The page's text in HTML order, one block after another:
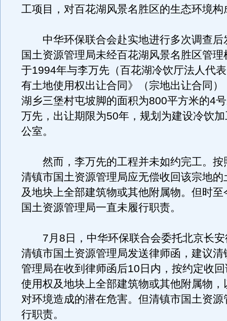
工项目，对百花湖风景名胜区的生态环境构
中华环保联合会赴实地进行多次调查后
国土资源管理局未经百花湖风景名胜区管
于1994年与李万先（百花湖冷饮厅法人代
有土地使用权出让合同》（宗地出让合同）
湖乡三堡村屯坡脚的面积为800平方米的4
万先，出让期限为50年，规划为建设冷饮
公室。
然而，李万先的工程并未如约完工。按
清镇市国土资源管理局应无偿收回该宗地的
及地块上全部建筑物或其他附属物。但时至
国土资源管理局一直未履行职责。
7月8日，中华环保联合会委托北京长安
清镇市国土资源管理局发送律师函，建议清
管理局在收到律师函后10日内，按约定收
使用权及地块上全部建筑物或其他附属物，
对环境造成的潜在危害。但清镇市国土资源
行职责。